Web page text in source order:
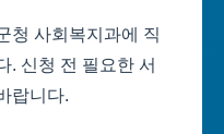
청 사회복지과에 직
. 신청 전 필요한 서
랍니다.